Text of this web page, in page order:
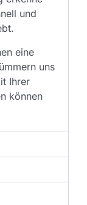
und
eine
uns
Ihrer
können